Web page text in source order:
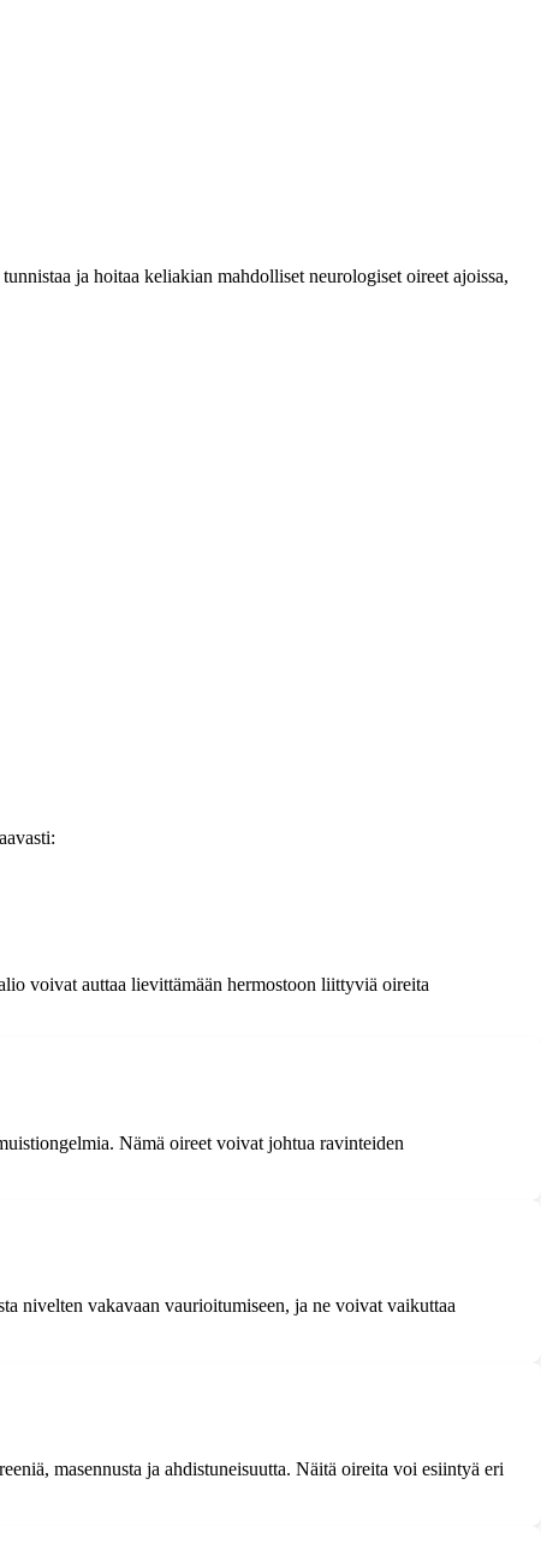
ja hoitaa keliakian mahdolliset neurologiset oireet ajoissa,
voivat auttaa lievittämään hermostoon liittyviä oireita
Nämä oireet voivat johtua ravinteiden
nivelten vakavaan vaurioitumiseen, ja ne voivat vaikuttaa
masennusta ja ahdistuneisuutta. Näitä oireita voi esiintyä eri